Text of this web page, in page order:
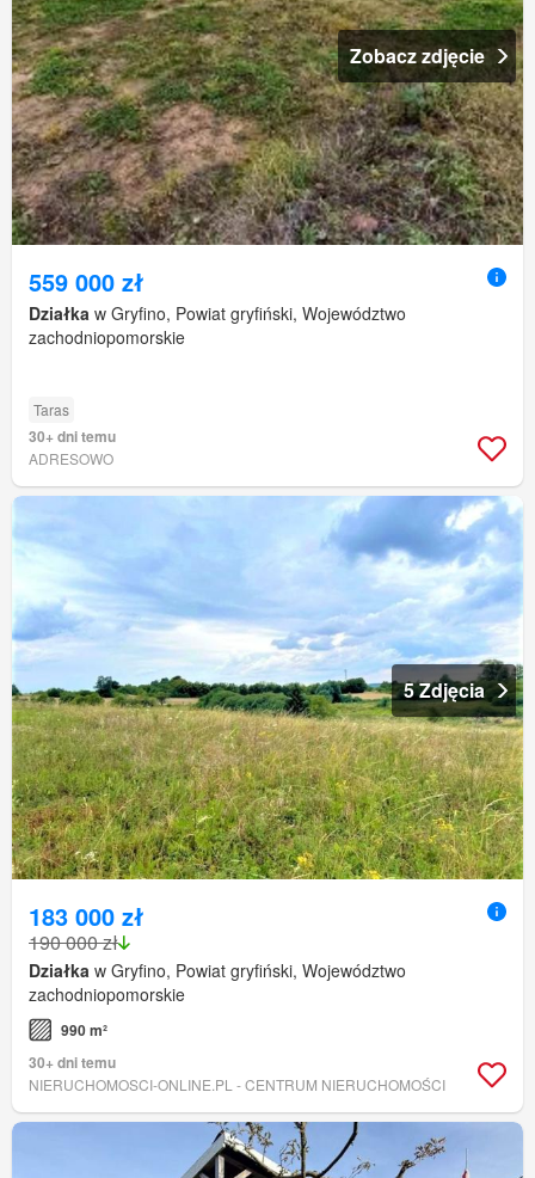
Zobacz zdjęcie
559 000 zł
Działka w Gryfino, Powiat gryfiński, Województwo
zachodniopomorskie
Taras
30+ dni temu
ADRESOWO
5 Zdjęcia
183 000 zł
190 000 zł
Działka w Gryfino, Powiat gryfiński, Województwo
zachodniopomorskie
990 m²
30+ dni temu
NIERUCHOMOSCI-ONLINE.PL - CENTRUM NIERUCHOMOŚCI